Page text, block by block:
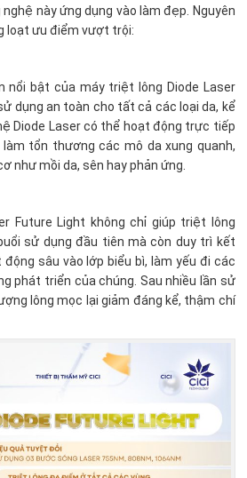
này ứng dụng vào làm đẹp. Nguyên
loạt ưu điểm vượt trội:
nổi bật của máy triệt lông Diode Laser
dụng an toàn cho tất cả các loại da, kể
Diode Laser có thể hoạt động trực tiếp
tổn thương các mô da xung quanh,
như mồi da, sên hay phản ứng.
Future Light không chỉ giúp triệt lông
sử dụng đầu tiên mà còn duy trì kết
sâu vào lớp biểu bì, làm yếu đi các
phát triển của chúng. Sau nhiều lần sử
lông mọc lại giảm đáng kể, thậm chí